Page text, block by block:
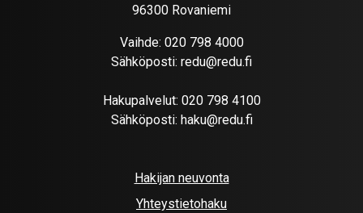
96300 Rovaniemi
Vaihde: 020 798 4000
Sähköposti: redu@redu.fi
Hakupalvelut: 020 798 4100
Sähköposti: haku@redu.fi
Hakijan neuvonta
Yhteystietohaku